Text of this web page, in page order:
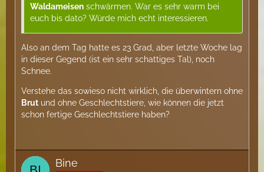
Waldameisen schwärmen. War es sehr warm bei
euch bis dato? Würde mich echt interessieren.
Also an dem Tag hatte es 23 Grad, aber letzte Woche lag
in dieser Gegend (ist ein sehr schattiges Tal), noch
Schnee.
Verstehe das sowieso nicht wirklich, die überwintern ohne
Brut und ohne Geschlechtstiere, wie können die jetzt
schon fertige Geschlechtstiere haben?
Bine